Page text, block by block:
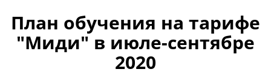
План обучения на тарифе
"Миди" в июле-сентябре
2020